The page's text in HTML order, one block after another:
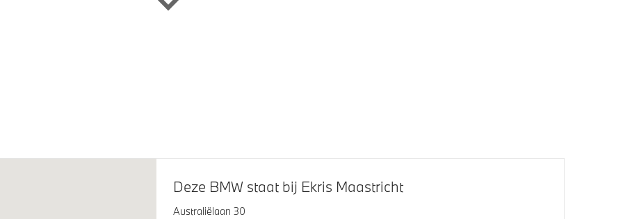
Park Distance Control voor/achter
(PDC)
Parking Assistant
Deze BMW staat bij Ekris Maastricht
Australiëlaan 30